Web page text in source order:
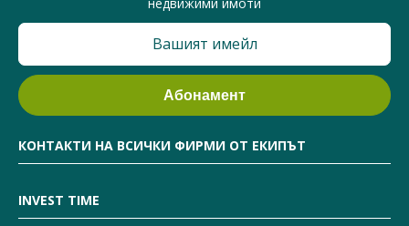
КОНТАКТИ НА ВСИЧКИ ФИРМИ ОТ ЕКИПЪТ
INVEST TIME